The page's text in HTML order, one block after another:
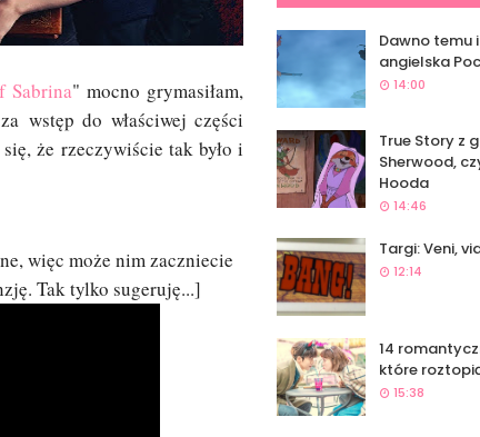
Sabrina" mocno grymasiłam,
wstęp do właściwej części
że rzeczywiście tak było i
więc może nim zaczniecie
Tak tylko sugeruję...]
Dawno temu
angielska
14:00
True Story z
Sherwood,
Hooda
14:46
Targi: Veni,
12:14
14
które
15:38